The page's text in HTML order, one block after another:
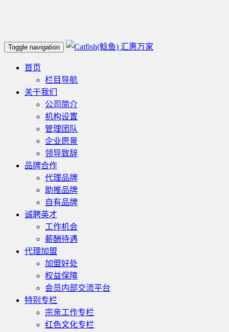
Toggle navigation 汇惠万家
首页
栏目导航
关于我们
公司简介
机构设置
管理团队
企业愿景
领导致辞
品牌合作
代理品牌
助推品牌
自有品牌
诚聘英才
工作机会
薪酬待遇
代理加盟
加盟好处
权益保障
会员内部交流平台
特别专栏
宗亲工作专栏
红色文化专栏